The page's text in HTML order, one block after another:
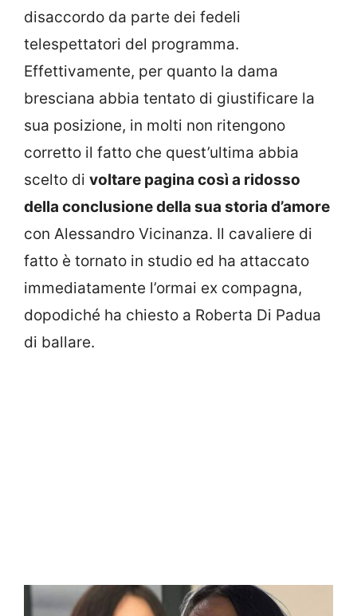
disaccordo da parte dei fedeli
telespettatori del programma.
Effettivamente, per quanto la dama
bresciana abbia tentato di giustificare la
sua posizione, in molti non ritengono
corretto il fatto che quest’ultima abbia
scelto di voltare pagina così a ridosso
della conclusione della sua storia d’amore
con Alessandro Vicinanza. Il cavaliere di
fatto è tornato in studio ed ha attaccato
immediatamente l’ormai ex compagna,
dopodiché ha chiesto a Roberta Di Padua
di ballare.